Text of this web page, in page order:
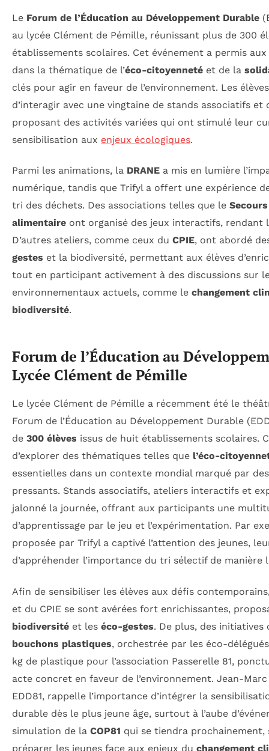
Le Forum de l’Éducation au Développement Durable
au lycée Clément de Pémille, réunissant plus de 300
établissements scolaires. Cet événement a permis
dans la thématique de l’éco-citoyenneté et de la
clés pour agir en faveur de l’environnement. Les
d’interagir avec une vingtaine de stands associatifs et
proposant des activités variées qui ont stimulé leur
sensibilisation aux enjeux écologiques.
Parmi les animations, la DRANE a mis en lumière
numérique, tandis que Trifyl a offert une expérience
tri des déchets. Des associations telles que le
alimentaire ont organisé des jeux interactifs, rendant
D’autres ateliers, comme ceux du CPIE, ont abordé
gestes et la biodiversité, permettant aux élèves
tout en participant activement à des discussions sur
environnementaux actuels, comme le changement
biodiversité.
Forum de l’Éducation au
Lycée Clément de Pémille
Le lycée Clément de Pémille a récemment été le
Forum de l’Éducation au Développement Durable
de 300 élèves issus de huit établissements scolaires.
d’explorer des thématiques telles que l’éco-
essentielles dans un contexte mondial marqué par
pressants. Stands associatifs, ateliers interactifs et
jalonné la journée, offrant aux participants une
d’apprentissage par le jeu et l’expérimentation. Par
proposée par Trifyl a captivé l’attention des jeunes,
d’appréhender l’importance du tri sélectif de manière
Afin de sensibiliser les élèves aux défis
et du CPIE se sont avérées fort enrichissantes,
biodiversité et les éco-gestes. De plus, des
bouchons plastiques, orchestrée par les éco-
kg de plastique pour l’association Passerelle 81,
acte concret en faveur de l’environnement. Jean-
EDD81, rappelle l’importance d’intégrer la
durable dès le plus jeune âge, surtout à l’aube
simulation de la COP81 qui se tiendra prochainement,
préparer les jeunes face aux enjeux du changement